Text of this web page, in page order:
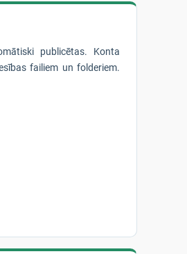
publicētas. Konta
failiem un folderiem.